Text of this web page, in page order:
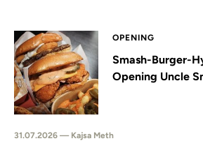
OPENING
Smash-Burger-
Opening Uncle
31.07.2026 — Kajsa Meth